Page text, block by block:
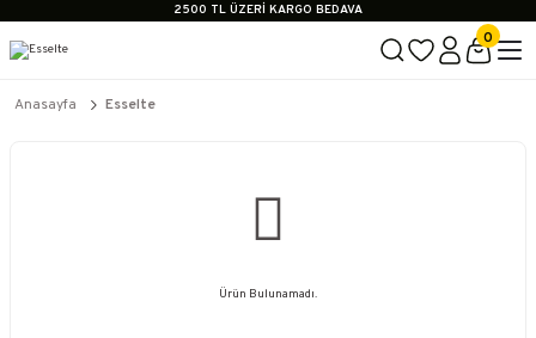
2500 TL ÜZERİ KARGO BEDAVA
0
Anasayfa Esselte
Ürün Bulunamadı.